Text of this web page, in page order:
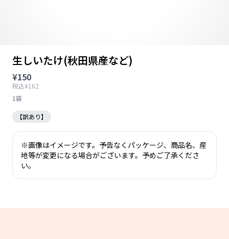
生しいたけ(秋田県産など)
¥150
税込¥162
1袋
【訳あり】
※画像はイメージです。予告なくパッケージ、商品名、産
地等が変更になる場合がございます。予めご了承くださ
い。